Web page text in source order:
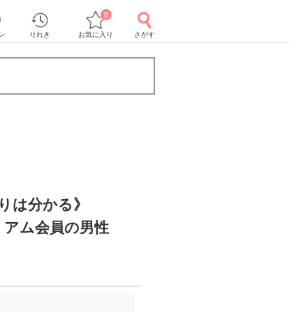
りれき お気に入り
0
さがす
は分かる》
ム会員の男性